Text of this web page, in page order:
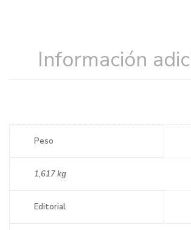
Información
Peso
1,617 kg
Editorial